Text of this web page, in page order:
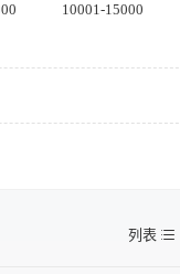
10001-15000
列表